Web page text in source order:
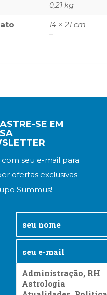
0,21 kg
14 × 21 cm
SE EM
com seu e-mail para
ofertas exclusivas
Summus!